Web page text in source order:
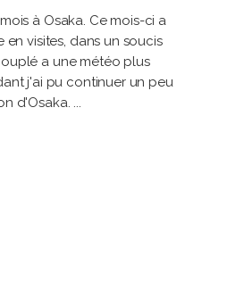
à Osaka. Ce mois-ci a
en visites, dans un soucis
a une météo plus
j'ai pu continuer un peu
d'Osaka.